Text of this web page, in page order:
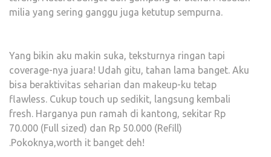
milia yang sering ganggu juga ketutup sempurna.
Yang bikin aku makin suka, teksturnya ringan tapi
coverage-nya juara! Udah gitu, tahan lama banget. Aku
bisa beraktivitas seharian dan makeup-ku tetap
flawless. Cukup touch up sedikit, langsung kembali
fresh. Harganya pun ramah di kantong, sekitar Rp
70.000 (Full sized) dan Rp 50.000 (Refill)
.Pokoknya,worth it banget deh!